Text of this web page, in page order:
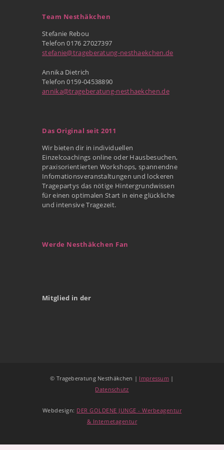
Team Nesthäkchen
Stefanie Rebou
Telefon 0176 27027397
stefanie@trageberatung-nesthaekchen.de
Annika Dietrich
Telefon 0159-04538890
annika@trageberatung-nesthaekchen.de
Das Original seit 2011
Wir bieten dir in individuellen
Einzelcoachings online oder Hausbesuchen,
praxisorientierten Workshops, spannendne
Infomationsveranstaltungen und lockeren
Tragepartys das nötige Hintergrundwissen
für einen optimalen Start in eine glückliche
und intensive Tragezeit.
Werde Nesthäkchen Fan
Mitglied in der
© Trageberatung Nesthäkchen | Impressum |
Datenschutz
Webdesign: DER GOLDENE JUNGE - Werbeagentur
& Internetagentur